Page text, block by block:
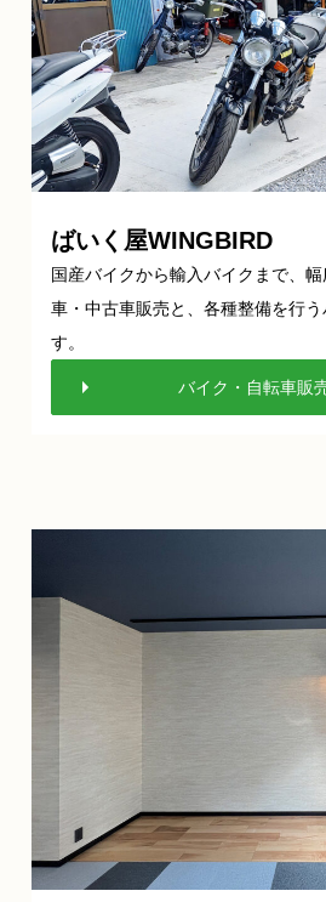
ばいく屋WINGBIRD
国産バイクから輸入バイクまで、
車・中古車販売と、各種整備を行
す。
バイク・自転車販